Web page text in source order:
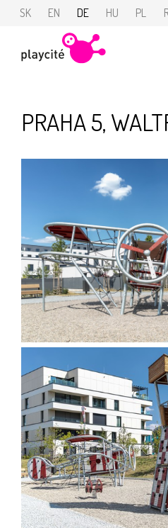
SK EN DE HU PL
PRAHA 5,